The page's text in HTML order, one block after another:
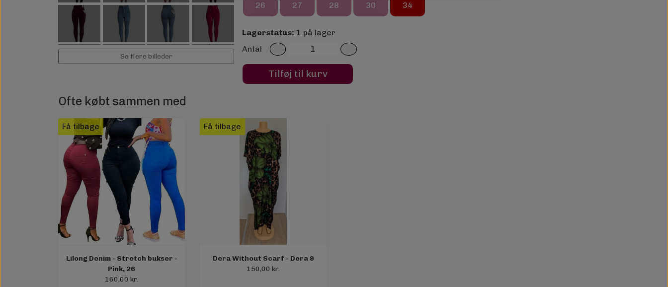
Se flere billeder
26 27 28 30 34
Lagerstatus: 1 på lager
Antal
Tilføj til kurv
Ofte købt sammen med
Få tilbage
Lilong Denim - Stretch bukser -
Pink, 26
160,00 kr.
Få tilbage
Dera Without Scarf - Dera 9
150,00 kr.